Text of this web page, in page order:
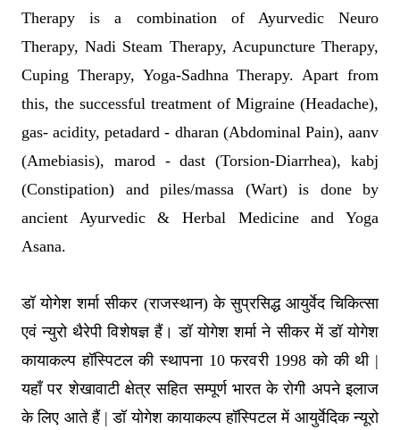
Therapy is a combination of Ayurvedic Neuro
Therapy, Nadi Steam Therapy, Acupuncture Therapy,
Cuping Therapy, Yoga-Sadhna Therapy. Apart from
this, the successful treatment of Migraine (Headache),
gas- acidity, petadard - dharan (Abdominal Pain), aanv
(Amebiasis), marod - dast (Torsion-Diarrhea), kabj
(Constipation) and piles/massa (Wart) is done by
ancient Ayurvedic & Herbal Medicine and Yoga
Asana.
डॉ योगेश शर्मा सीकर (राजस्थान) के सुप्रसिद्ध आयुर्वेद चिकित्सा
एवं न्युरो थैरेपी विशेषज्ञ हैं। डॉ योगेश शर्मा ने सीकर में डॉ योगेश
कायाकल्प हॉस्पिटल की स्थापना 10 फरवरी 1998 को की थी |
यहाँ पर शेखावाटी क्षेत्र सहित सम्पूर्ण भारत के रोगी अपने इलाज
के लिए आते हैं | डॉ योगेश कायाकल्प हॉस्पिटल में आयुर्वेदिक न्यूरो